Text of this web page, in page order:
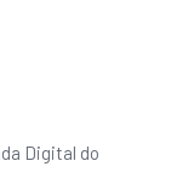
Digital do